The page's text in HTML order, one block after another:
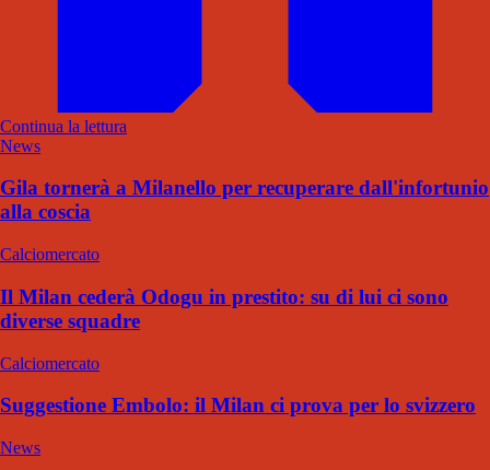
Continua la lettura
News
Gila tornerà a Milanello per recuperare dall'infortunio
alla coscia
Calciomercato
Il Milan cederà Odogu in prestito: su di lui ci sono
diverse squadre
Calciomercato
Suggestione Embolo: il Milan ci prova per lo svizzero
News